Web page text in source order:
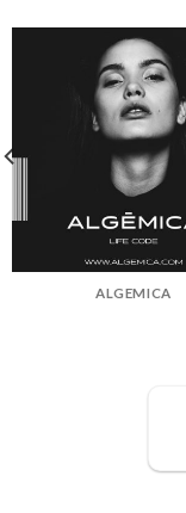
ALGEMICA